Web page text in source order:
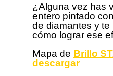
¿Alguna vez has
entero pintado
de diamantes y
cómo lograr ese
Mapa de Brillo
descargar